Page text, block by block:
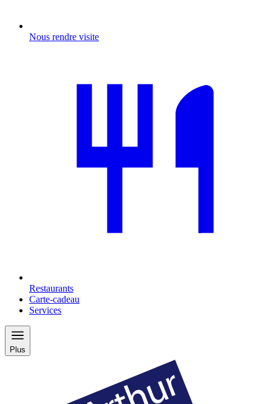
Nous rendre visite
Restaurants
Carte-cadeau
Services
Plus